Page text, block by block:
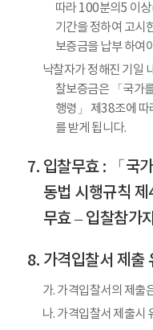
따라 100분의5 이
기간을 정하여 고시
보증금을 납부 하여
낙찰자가 정해진 기일
찰보증금은 「국가
행령」 제38조에 따
를 받게 됩니다.
입찰무효 : 「국
동법 시행규칙
무효 – 입찰참가
가격입찰서 제출
가. 가격입찰서의 제출
나. 가격입찰서 제출시